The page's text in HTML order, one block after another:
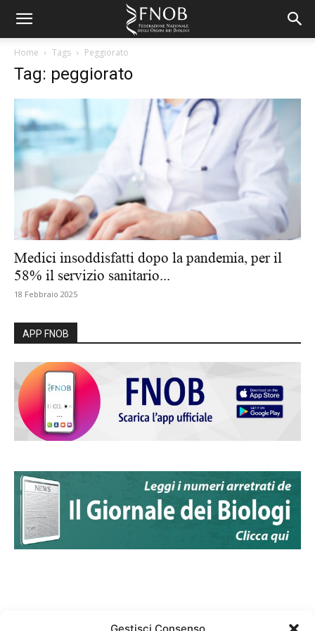
Home Tags Peggiorato
Tag: peggiorato
Medici insoddisfatti dopo la pandemia, per il
58% il servizio sanitario...
18 Febbraio 2025
APP FNOB